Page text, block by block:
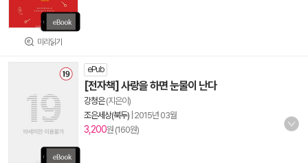
미리읽기
ePub
[전자책] 사랑을 하면 눈물이 난다
강청은(지은이)
조은세상(북두) 2015년 03월
3,200원 (160원)